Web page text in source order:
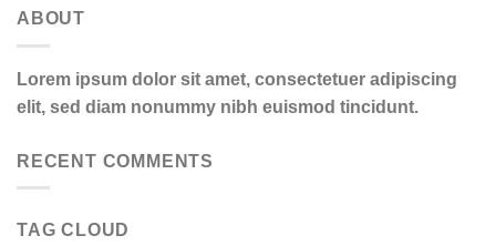
ABOUT
Lorem ipsum dolor sit amet, consectetuer adipiscing
elit, sed diam nonummy nibh euismod tincidunt.
RECENT COMMENTS
TAG CLOUD